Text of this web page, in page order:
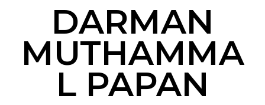
DARMAN
MUTHAMMA
L PAPAN